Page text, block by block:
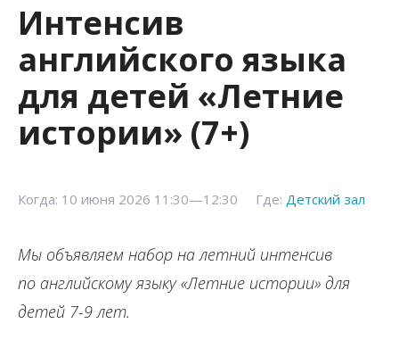
Интенсив
английского языка
для детей «Летние
истории» (7+)
Когда: 10 июня 2026 11:30—12:30 Где: Детский зал
Мы объявляем набор на летний интенсив
по английскому языку «Летние истории» для
детей 7-9 лет.